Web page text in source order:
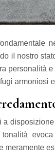
il nostro
personalità
armoniosi
a
meramente